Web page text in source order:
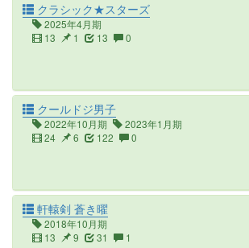
クラシック★スターズ
2025年4月期
13
1 13 0
クールドジ男子
2022年10月期
2023年1月期
24
6 122 0
軒轅剣 蒼き曜
2018年10月期
13
9 31 1